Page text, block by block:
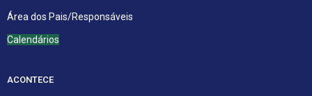
Área dos Pais/Responsáveis
Calendários
ACONTECE